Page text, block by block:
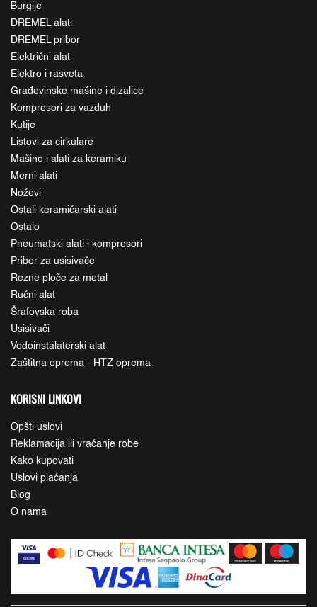
Burgije
DREMEL alati
DREMEL pribor
Električni alat
Elektro i rasveta
Građevinske mašine i dizalice
Kompresori za vazduh
Kutije
Listovi za cirkulare
Mašine i alati za keramiku
Merni alati
Noževi
Ostali keramičarski alati
Ostalo
Pneumatski alati i kompresori
Pribor za usisivače
Rezne ploče za metal
Ručni alat
Šrafovska roba
Usisivači
Vodoinstalaterski alat
Zaštitna oprema - HTZ oprema
KORISNI LINKOVI
Opšti uslovi
Reklamacija ili vraćanje robe
Kako kupovati
Uslovi plaćanja
Blog
O nama